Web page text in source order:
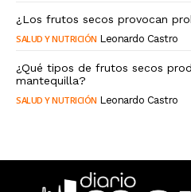
¿Los frutos secos provocan
SALUD Y NUTRICIÓN Leonardo Castro
¿Qué tipos de frutos secos
mantequilla?
SALUD Y NUTRICIÓN Leonardo Castro